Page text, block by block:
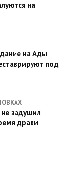
на
на Ады
под
задушил
драки